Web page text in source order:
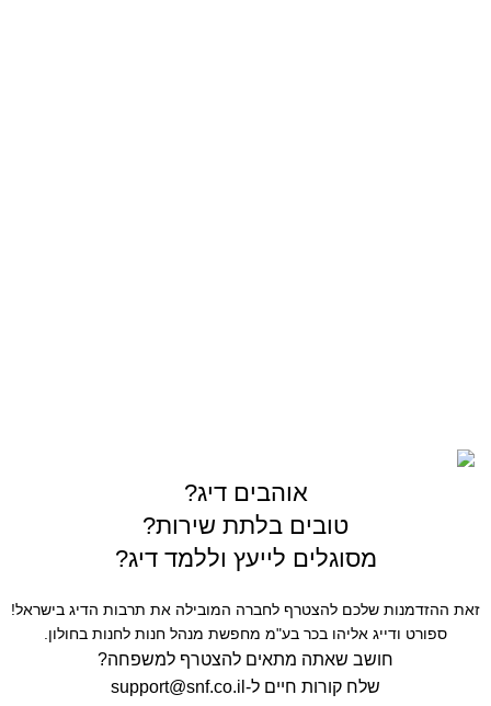
אוהבים דיג?
טובים בלתת שירות?
מסוגלים לייעץ וללמד דיג?
זאת ההזדמנות שלכם להצטרף לחברה המובילה את תרבות הדיג בישראל!
ספורט ודייג אליהו בכר בע"מ מחפשת מנהל חנות לחנות בחולון.
חושב שאתה מתאים להצטרף למשפחה?
שלח קורות חיים ל- support@snf.co.il